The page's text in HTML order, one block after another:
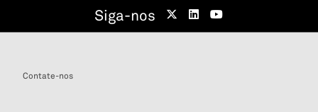
Siga-nos
Contate-nos